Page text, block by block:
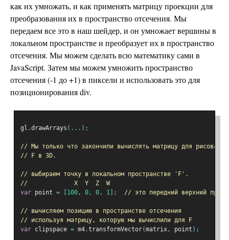
как их умножать, и как применять матрицу проекции для
преобразования их в пространство отсечения. Мы
передаем все это в наш шейдер, и он умножает вершины в
локальном пространстве и преобразует их в пространство
отсечения. Мы можем сделать всю математику сами в
JavaScript. Затем мы можем умножить пространство
отсечения (-1 до +1) в пиксели и использовать это для
позиционирования div.
gl .drawArrays (...);
// Мы только что закончили вычислять матрицу для
// F в 3D.
// выбираем точку в локальном пространстве 'F'.
//             X  Y  Z  W
var point = 100, 0, 0, 1 ]; // это передний верхний
// вычисляем позицию в пространстве отсечения
// используя матрицу, которую мы вычислили для F
var clipspace = m4.transformVector(matrix, point );